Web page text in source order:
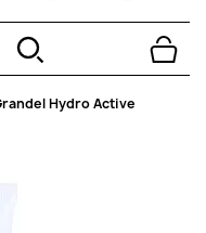
Hydro Active